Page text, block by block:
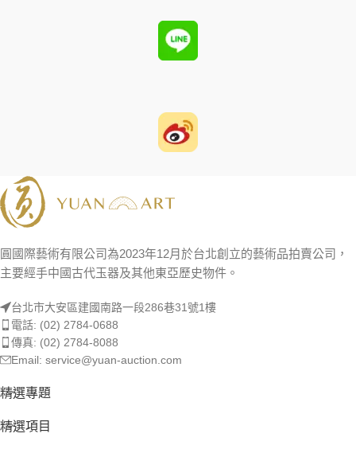
圓國際藝術有限公司為2023年12月於台北創立的藝術品拍賣公司，
主要經手中國古代玉器及其他東亞歷史物件。
台北市大安區建國南路一段286巷31號1樓
電話: (02) 2784-0688
傳真: (02) 2784-8088
Email: service@yuan-auction.com
精選專題
精選項目